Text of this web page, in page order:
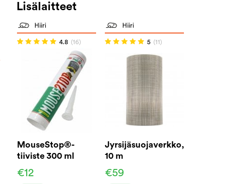
Lisälaitteet
Hiiri
4.8 (16)
MouseStop®-
tiiviste 300 ml
€12
Hiiri
5 (11)
Jyrsijäsuojaverkko,
10 m
€59